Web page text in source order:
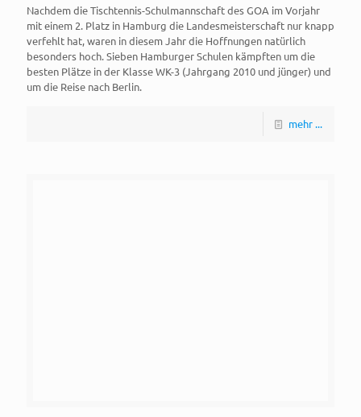
Nachdem die Tischtennis-Schulmannschaft des GOA im Vorjahr
mit einem 2. Platz in Hamburg die Landesmeisterschaft nur knapp
verfehlt hat, waren in diesem Jahr die Hoffnungen natürlich
besonders hoch. Sieben Hamburger Schulen kämpften um die
besten Plätze in der Klasse WK-3 (Jahrgang 2010 und jünger) und
um die Reise nach Berlin.
mehr ...